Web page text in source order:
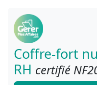
Coffre-fort
RH certifié